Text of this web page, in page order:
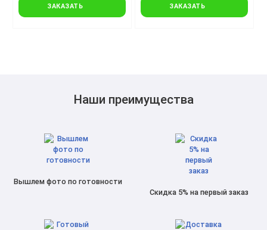
ЗАКАЗАТЬ ЗАКАЗАТЬ
Наши преимущества
Вышлем фото по готовности
Скидка 5% на первый заказ